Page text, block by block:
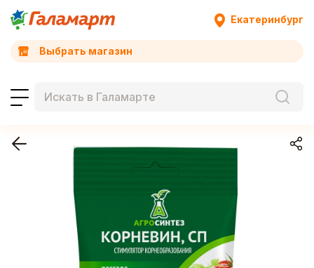
Екатеринбург
Выбрать магазин